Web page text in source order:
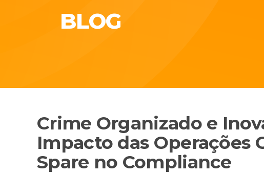
BLOG
Crime Organizado e
Impacto das Operações
Spare no Compliance